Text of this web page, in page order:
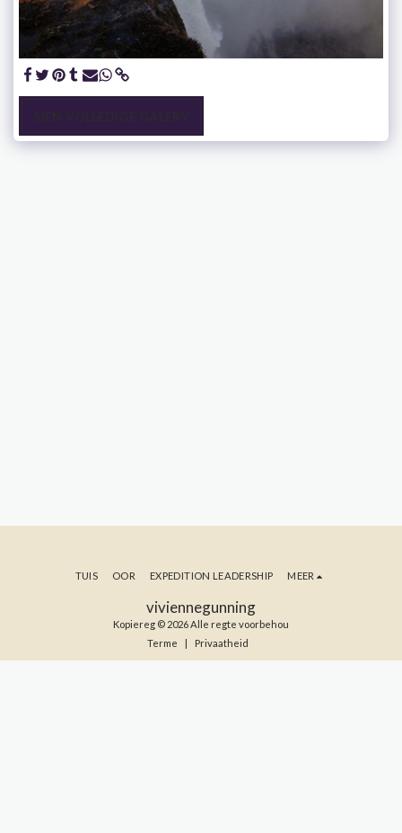
SIEN VOLLEDIGE GALERY
viviennegunning
Kopiereg © 2026 Alle regte voorbehou
Terme
Privaatheid
TUIS OOR EXPEDITION LEADERSHIP MEER